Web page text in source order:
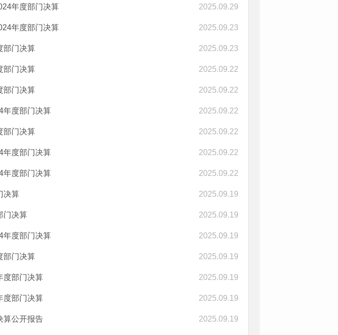
年度部门决算 2025.09.29
年度部门决算 2025.09.23
部门决算 2025.09.23
部门决算 2025.09.22
部门决算 2025.09.22
年度部门决算 2025.09.22
部门决算 2025.09.22
年度部门决算 2025.09.22
年度部门决算 2025.09.22
决算 2025.09.19
门决算 2025.09.19
年度部门决算 2025.09.19
部门决算 2025.09.19
度部门决算 2025.09.19
度部门决算 2025.09.19
算公开报告 2025.09.19